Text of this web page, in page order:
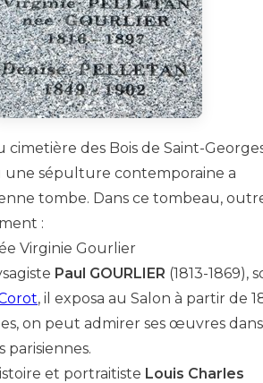
des Bois de Saint-
une sépulture contemporaine a
tombe. Dans ce tombeau,
:
Virginie Gourlier
Paul GOURLIER (1813-1869),
, il exposa au Salon à partir de
on peut admirer ses œuvres dans
parisiennes.
et portraitiste Louis Charles